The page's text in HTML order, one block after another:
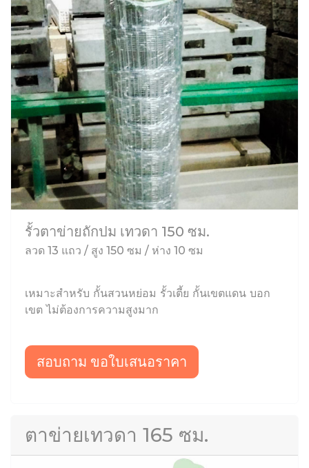
รั้วตาข่ายถักปม เทวดา 150 ซม.
ลวด 13 แถว / สูง 150 ซม / ห่าง 10 ซม
เหมาะสำหรับ กั้นสวนหย่อม รั้วเตี้ย กั้นเขตแดน บอก
เขต ไม่ต้องการความสูงมาก
สอบถาม ขอใบเสนอราคา
ตาข่ายเทวดา 165 ซม.